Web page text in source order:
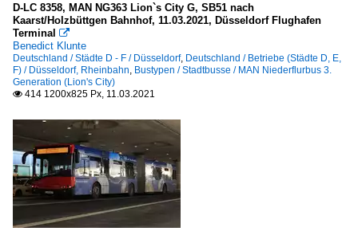
D-LC 8358, MAN NG363 Lion`s City G, SB51 nach
Kaarst/Holzbüttgen Bahnhof, 11.03.2021, Düsseldorf Flughafen
Terminal 
Benedict Klunte
Deutschland / Städte D - F / Düsseldorf, Deutschland / Betriebe (Städte D, E,
F) / Düsseldorf, Rheinbahn Bustypen / Stadtbusse / MAN Niederflurbus 3.
Generation (Lion's City)
 414 1200x825 Px, 11.03.2021